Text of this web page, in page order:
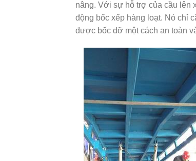
nâng. Với sự hỗ trợ của cầu lên
động bốc xếp hàng loạt. Nó chỉ
được bốc dỡ một cách an toàn